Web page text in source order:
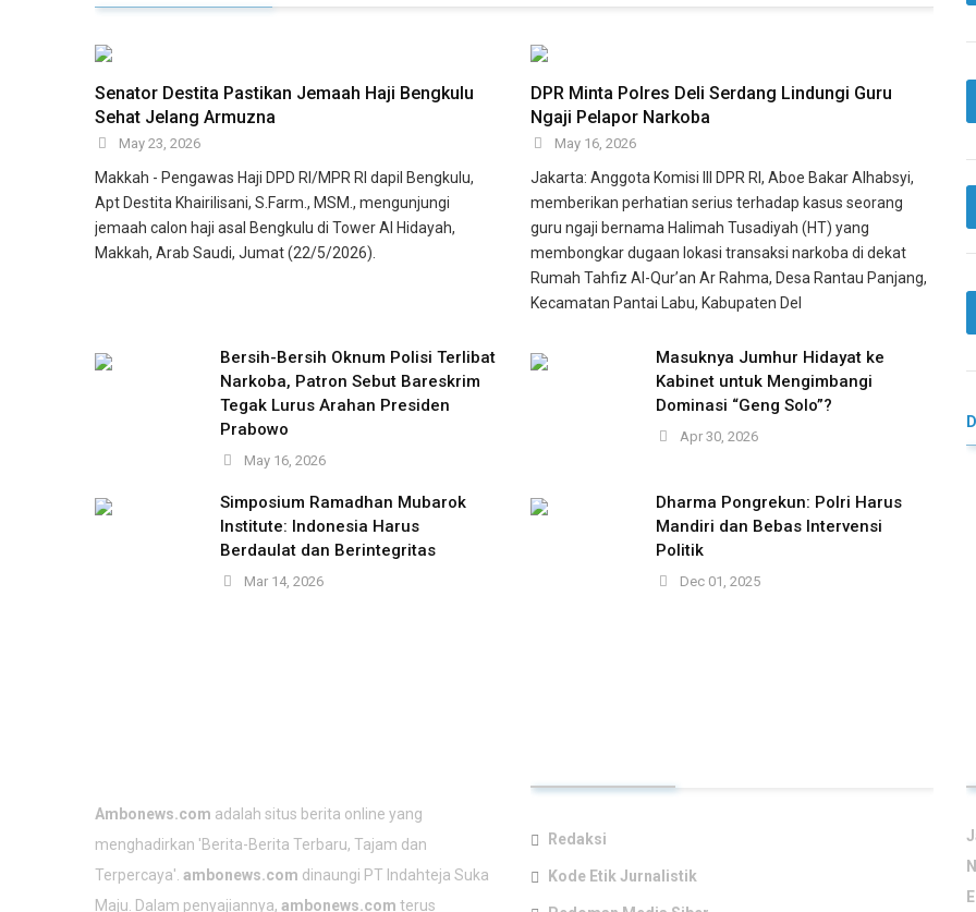
Senator Destita Pastikan Jemaah Haji Bengkulu
Sehat Jelang Armuzna
May 23, 2026
Makkah - Pengawas Haji DPD RI/MPR RI dapil Bengkulu,
Apt Destita Khairilisani, S.Farm., MSM., mengunjungi
jemaah calon haji asal Bengkulu di Tower Al Hidayah,
Makkah, Arab Saudi, Jumat (22/5/2026).
DPR Minta Polres Deli Serdang Lindungi Guru
Ngaji Pelapor Narkoba
May 16, 2026
Jakarta: Anggota Komisi III DPR RI, Aboe Bakar Alhabsyi,
memberikan perhatian serius terhadap kasus seorang
guru ngaji bernama Halimah Tusadiyah (HT) yang
membongkar dugaan lokasi transaksi narkoba di dekat
Rumah Tahfiz Al-Qur’an Ar Rahma, Desa Rantau Panjang,
Kecamatan Pantai Labu, Kabupaten Del
Bersih-Bersih Oknum Polisi Terlibat
Narkoba, Patron Sebut Bareskrim
Tegak Lurus Arahan Presiden
Prabowo
May 16, 2026
Masuknya Jumhur Hidayat ke
Kabinet untuk Mengimbangi
Dominasi “Geng Solo”?
Apr 30, 2026
Simposium Ramadhan Mubarok
Institute: Indonesia Harus
Berdaulat dan Berintegritas
Mar 14, 2026
Dharma Pongrekun: Polri Harus
Mandiri dan Bebas Intervensi
Politik
Dec 01, 2025
Ambonews.com adalah situs berita online yang
menghadirkan 'Berita-Berita Terbaru, Tajam dan
Terpercaya'. ambonews.com dinaungi PT Indahteja Suka
Maju. Dalam penyajiannya, ambonews.com terus
Redaksi
Kode Etik Jurnalistik